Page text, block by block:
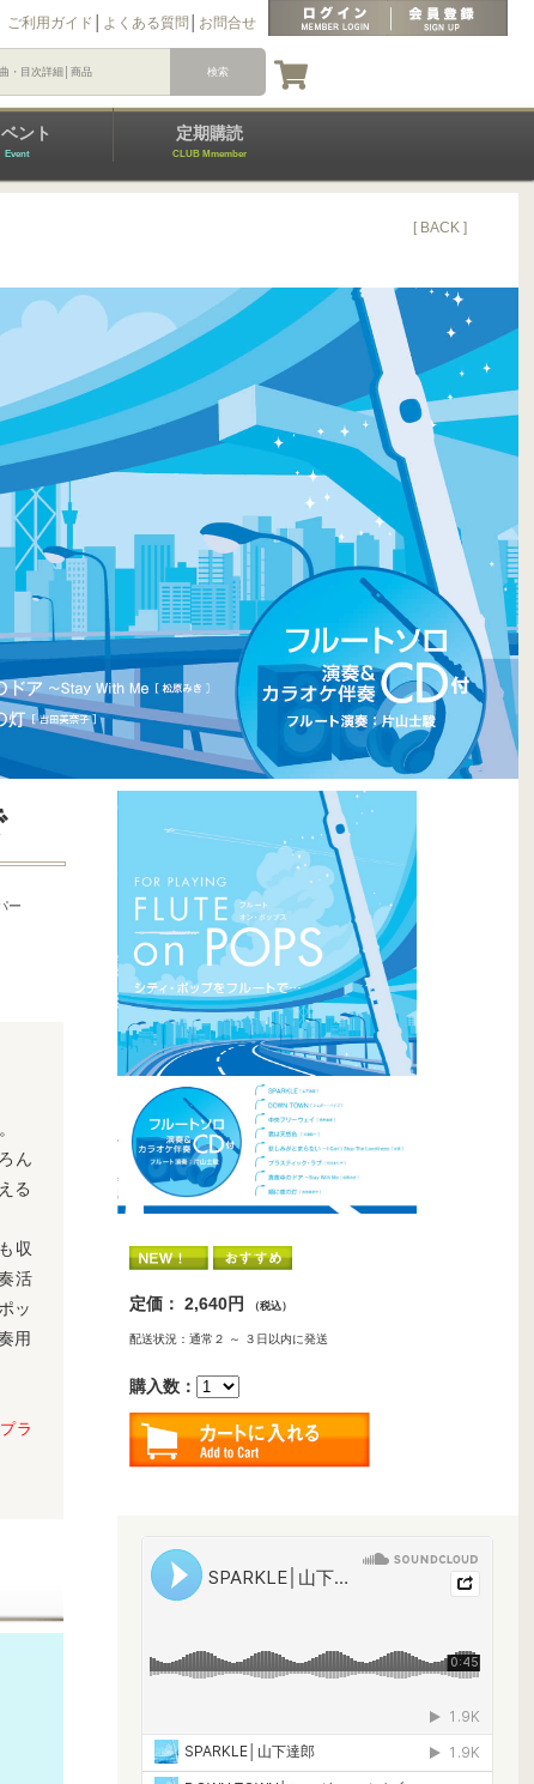
ご利用ガイド よくある質問 お問合せ
ント
Event
定期購読
CLUB Mmember
[ BACK ]
定価： 2,640円 （税込）
配送状況：通常２ ～ ３日以内に発送
購入数：
ー
ん
る
収
活
ッ
用
ラ